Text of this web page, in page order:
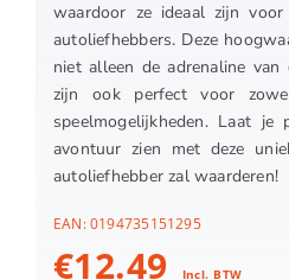
waardoor ze ideaal zijn
autoliefhebbers. Deze
niet alleen de adrenaline
zijn ook perfect voor
speelmogelijkheden. Laat je
avontuur zien met deze
autoliefhebber zal waarderen!
EAN:0194735151295
€12.49 Incl. BTW